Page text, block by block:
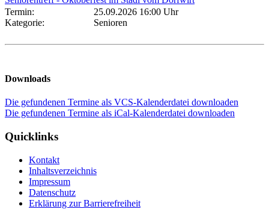
Termin:
25.09.2026 16:00 Uhr
Kategorie:
Senioren
Downloads
Die gefundenen Termine als VCS-Kalenderdatei downloaden
Die gefundenen Termine als iCal-Kalenderdatei downloaden
Quicklinks
Kontakt
Inhaltsverzeichnis
Impressum
Datenschutz
Erklärung zur Barrierefreiheit